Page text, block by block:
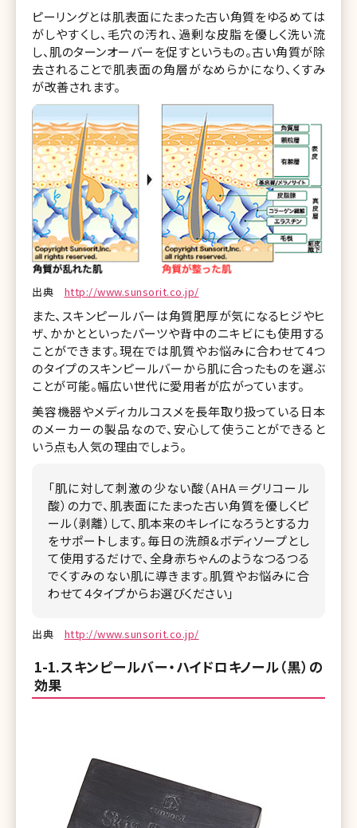
ピーリングとは肌表面にたまった古い角質をゆるめては
がしやすくし、毛穴の汚れ、過剰な皮脂を優しく洗い流
し、肌のターンオーバーを促すというもの。古い角質が除
去されることで肌表面の角層がなめらかになり、くすみ
が改善されます。
出典 http://www.sunsorit.co.jp/
また、スキンピールバーは角質肥厚が気になるヒジやヒ
ザ、かかとといったパーツや背中のニキビにも使用する
ことができます。現在では肌質やお悩みに合わせて4つ
のタイプのスキンピールバーから肌に合ったものを選ぶ
ことが可能。幅広い世代に愛用者が広がっています。
美容機器やメディカルコスメを長年取り扱っている日本
のメーカーの製品なので、安心して使うことができると
いう点も人気の理由でしょう。
「肌に対して刺激の少ない酸（AHA＝グリコール
酸）の力で、肌表面にたまった古い角質を優しくピ
ール（剥離）して、肌本来のキレイになろうとする力
をサポートします。毎日の洗顔&ボディソープとし
て使用するだけで、全身赤ちゃんのようなつるつる
でくすみのない肌に導きます。肌質やお悩みに合
わせて４タイプからお選びください」
出典 http://www.sunsorit.co.jp/
1-1.スキンピールバー・ハイドロキノール（黒）の
効果